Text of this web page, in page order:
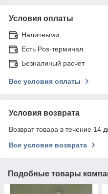
Условия оплаты
Наличными
Есть Pos-терминал
Безналиный расчет
Все условия оплаты
Условия возврата
Возврат товара в течение 14
Все условия возврата
Подобные товары